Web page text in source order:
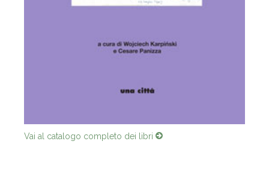
Vai al catalogo completo dei libri